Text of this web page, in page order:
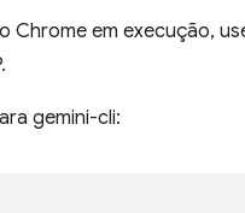
Chrome em execução,
gemini-cli: